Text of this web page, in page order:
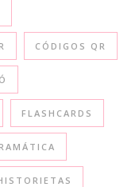
CÓDIGOS QR
FLASHCARDS